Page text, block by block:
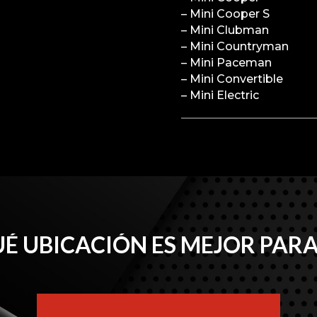
– Mini Cooper S
– Mini Clubman
– Mini Countryman
– Mini Paceman
– Mini Convertible
– Mini Electric
UBICACIÓN ES MEJOR